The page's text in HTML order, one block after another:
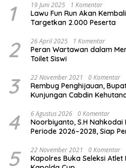
1 19 Juni 2025 1 Komentar
Lawu Fun Run Akan
Targetkan 2.000 Peserta
2 26 April 2025 1 Komentar
Peran Wartawan dalam
Toilet Siswi
3 22 November 2021 0 Komentar
Rembug Penghijauan,
Kunjungan Cabdin
4 6 Agustus 2026 0 Komentar
Noorbiyanto, S.H Nahkodai
Periode 2026–2028, Siap
5 22 November 2021 0 Komentar
Kapolres Buka Seleksi Atlet